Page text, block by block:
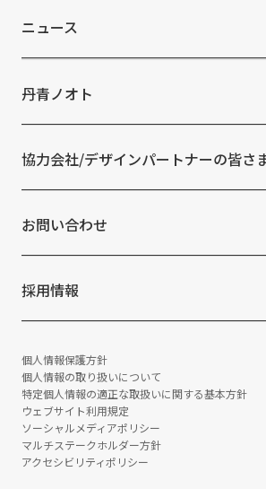
IRライブラリ
コーポレートガバナンス
IRニュース
よくあるご質問
トップコミットメント
マテリアリティ
ESGの取り組み：E（環境）
ESGの取り組み：S（社会）
ESGの取り組み：G（ガバナンス）
統合報告書
サステナビリティデータ
ニュース
お知らせ
ニュースリリース
丹青ノオト
協力会社/デザインパートナーの皆さ
お問い合わせ
採用情報
個人情報保護方針
個人情報の取り扱いについて
特定個人情報の適正な取扱いに関する基本方針
ウェブサイト利用規定
ソーシャルメディアポリシー
マルチステークホルダー方針
アクセシビリティポリシー